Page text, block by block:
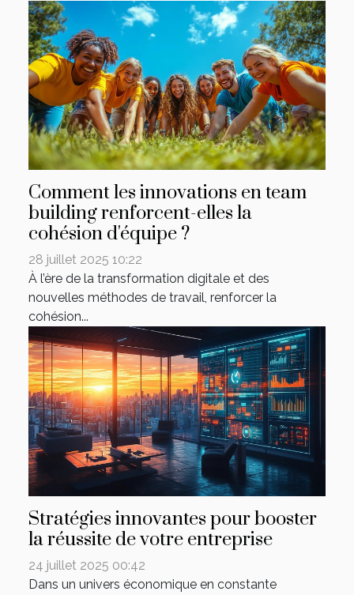
Comment les innovations en team
building renforcent-elles la
cohésion d'équipe ?
28 juillet 2025 10:22
À l’ère de la transformation digitale et des
nouvelles méthodes de travail, renforcer la
cohésion...
Stratégies innovantes pour booster
la réussite de votre entreprise
24 juillet 2025 00:42
Dans un univers économique en constante